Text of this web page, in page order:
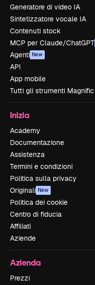
Generatore di video IA
Sintetizzatore vocale IA
Contenuti stock
MCP per Claude/ChatGPT
Agenti New
API
App mobile
Tutti gli strumenti Magnific
Inizia
Academy
Documentazione
Assistenza
Termini e condizioni
Politica sulla privacy
Originali New
Politica dei cookie
Centro di fiducia
Affiliati
Aziende
Azienda
Prezzi